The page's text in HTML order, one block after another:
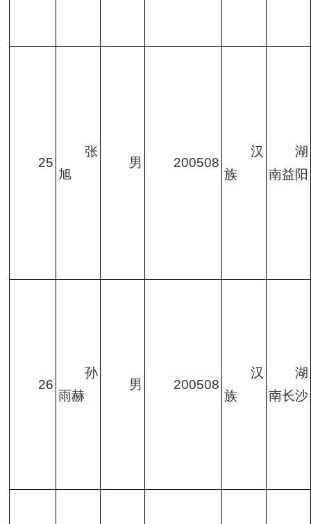
25
张
旭
男 200508
汉
族
湖
南益阳
26
孙
雨赫
男 200508
汉
族
湖
南长沙